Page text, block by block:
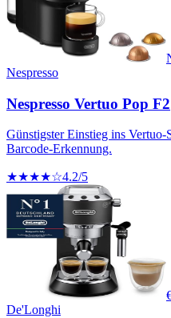
Nespresso
Nespresso Vertuo Pop F2
Günstigster Einstieg ins
Barcode-Erkennung.
★★★★☆4.2/5
De'Longhi